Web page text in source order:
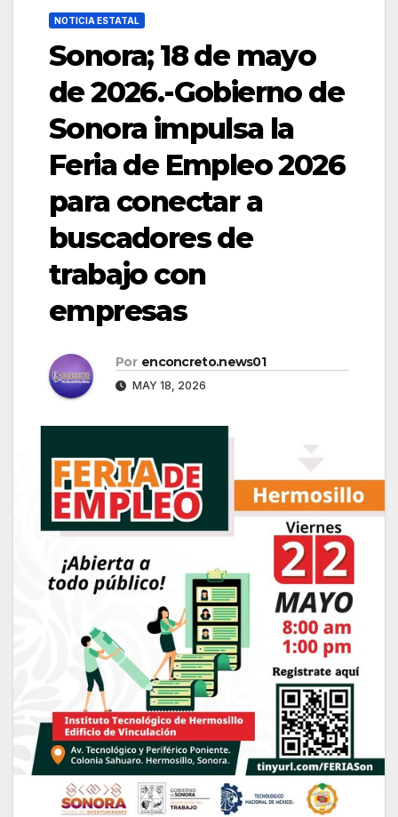
NOTICIA ESTATAL
Sonora; 18 de mayo
de 2026.-Gobierno de
Sonora impulsa la
Feria de Empleo 2026
para conectar a
buscadores de
trabajo con
empresas
Por enconcreto.news01
MAY 18, 2026